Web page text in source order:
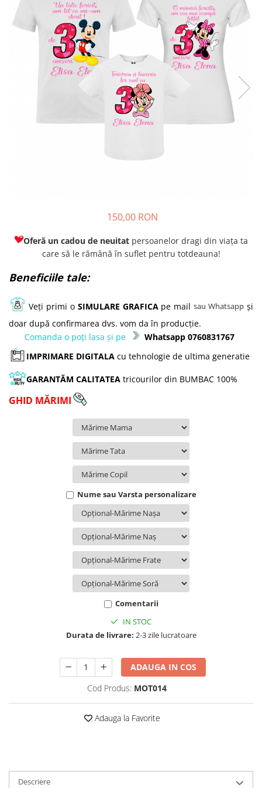
150,00 RON
Oferă un cadou de neuitatpersoanelor dragi din viața ta
care să le rămână în suflet pentru totdeauna!
Beneficiile tale:
Veți primi o SIMULARE GRAFICApe mailsau Whatsapp și
doar după confirmarea dvs. vom da în producție.
Comanda o poți lasa și pe
Whatsapp 0760831767
IMPRIMARE DIGITALA cu tehnologie de ultima generatie
GARANTĂM CALITATEA tricourilor din BUMBAC 100%
GHID MĂRIMI
Nume sau Varsta personalizare
Comentarii
IN STOC
Durata de livrare: 2-3 zile lucratoare
ADAUGA IN COS
Cod Produs: MOT014
Adauga la Favorite
Descriere